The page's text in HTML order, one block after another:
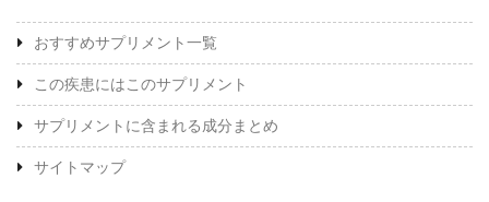
おすすめサプリメント一覧
この疾患にはこのサプリメント
サプリメントに含まれる成分まとめ
サイトマップ